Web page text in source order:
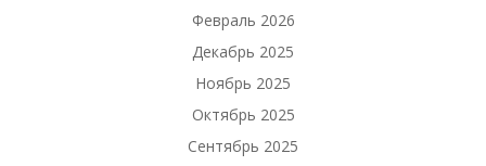
Февраль 2026
Декабрь 2025
Ноябрь 2025
Октябрь 2025
Сентябрь 2025